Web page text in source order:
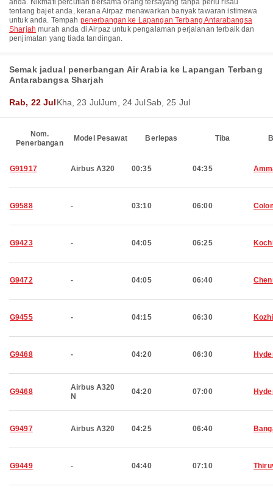
anda. Nikmati percutian bersama orang tersayang tanpa perlu risau
tentang bajet anda, kerana Airpaz menawarkan banyak tawaran istimewa
untuk anda. Tempah penerbangan ke Lapangan Terbang Antarabangsa
Sharjah murah anda di Airpaz untuk pengalaman perjalanan terbaik dan
penjimatan yang tiada tandingan.
Semak jadual penerbangan Air Arabia ke Lapangan Terbang
Antarabangsa Sharjah
Rab, 22 JulKha, 23 JulJum, 24 JulSab, 25 Jul
Nom.
Penerbangan
Model Pesawat Berlepas Tiba
G91917 Airbus A320 00:35 04:35
G9588 - 03:10 06:00
G9423 - 04:05 06:25
G9472 - 04:05 06:40
G9455 - 04:15 06:30
G9468 - 04:20 06:30
G9468
Airbus A320
N
04:20 07:00
G9497 Airbus A320 04:25 06:40
G9449 - 04:40 07:10